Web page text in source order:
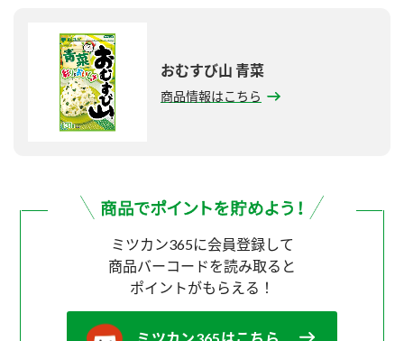
おむすび山 青菜
商品情報はこちら
ミツカン365に会員登録して
商品バーコードを読み取ると
ポイントがもらえる！